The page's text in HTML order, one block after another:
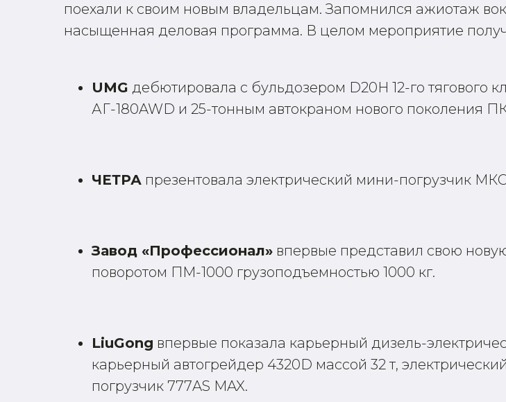
поехали к своим новым владельцам. Запомнился ажиотаж
насыщенная деловая программа. В целом мероприятие
UMG дебютировала с бульдозером D20H 12-го тягового
АГ-180AWD и 25-тонным автокраном нового поколения
ЧЕТРА презентовала электрический мини-погрузчик
Завод «Профессионал» впервые представил свою
поворотом ПМ-1000 грузоподъемностью 1000 кг.
LiuGong впервые показала карьерный дизель-
карьерный автогрейдер 4320D массой 32 т,
погрузчик 777AS MAX.